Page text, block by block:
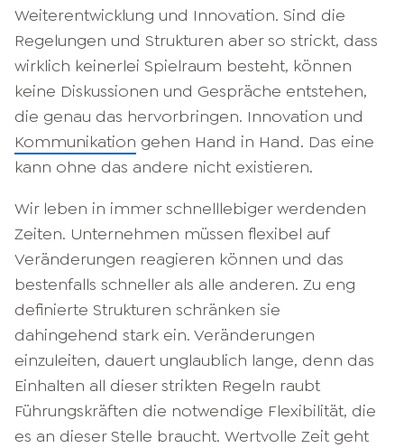
Weiterentwicklung und Innovation. Sind die
Regelungen und Strukturen aber so strickt, dass
wirklich keinerlei Spielraum besteht, können
keine Diskussionen und Gespräche entstehen,
die genau das hervorbringen. Innovation und
Kommunikation gehen Hand in Hand. Das eine
kann ohne das andere nicht existieren.
Wir leben in immer schnelllebiger werdenden
Zeiten. Unternehmen müssen flexibel auf
Veränderungen reagieren können und das
bestenfalls schneller als alle anderen. Zu eng
definierte Strukturen schränken sie
dahingehend stark ein. Veränderungen
einzuleiten, dauert unglaublich lange, denn das
Einhalten all dieser strikten Regeln raubt
Führungskräften die notwendige Flexibilität, die
es an dieser Stelle braucht. Wertvolle Zeit geht